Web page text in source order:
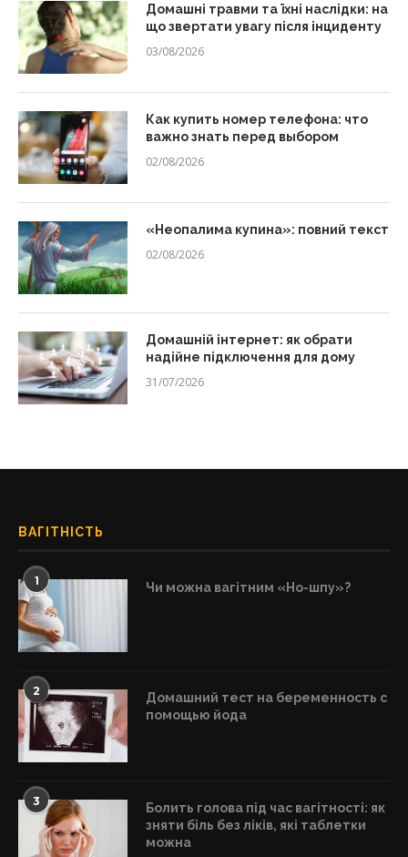
Домашні травми та їхні наслідки: на
що звертати увагу після інциденту
03/08/2026
Как купить номер телефона: что
важно знать перед выбором
02/08/2026
«Неопалима купина»: повний текст
02/08/2026
Домашній інтернет: як обрати
надійне підключення для дому
31/07/2026
ВАГІТНІСТЬ
1 Чи можна вагітним «Но-шпу»?
2
Домашний тест на беременность с
помощью йода
3
Болить голова під час вагітності: як
зняти біль без ліків, які таблетки
можна